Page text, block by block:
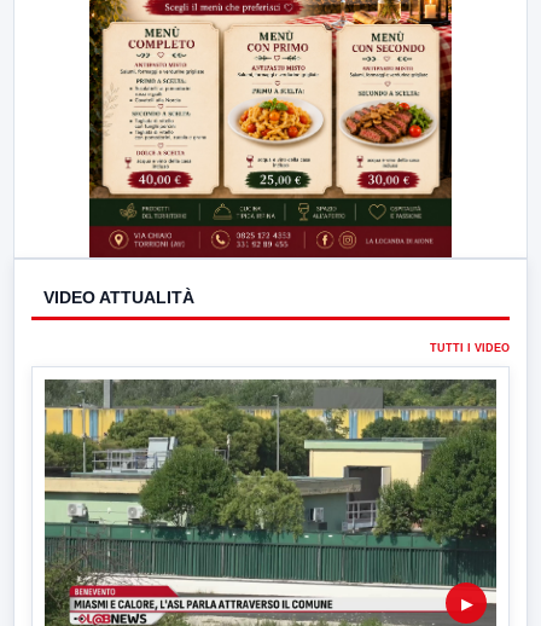
VIDEO ATTUALITÀ
TUTTI I VIDEO
▶